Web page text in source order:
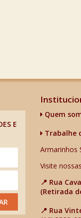
E
Quem
Trabalhe
Armarinhos
Visite
📍 Rua
(Retirada
📍 Rua